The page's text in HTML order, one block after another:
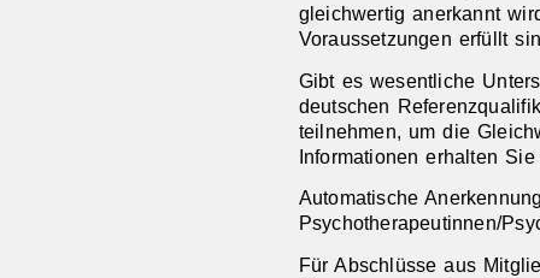
gleichwertig anerkannt
Voraussetzungen erfüllt
Gibt es wesentliche
deutschen
teilnehmen, um die
Informationen erhalten
Automatische
Psychotherapeutinnen/
Für Abschlüsse aus